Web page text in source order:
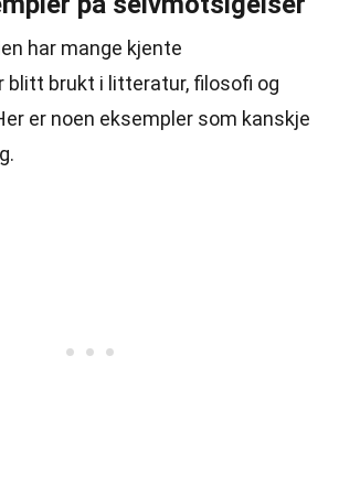
har mange kjente
blitt brukt i litteratur, filosofi og
er noen eksempler som kanskje